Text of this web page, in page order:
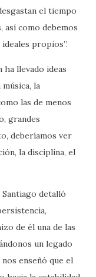
el tiempo
como debemos
propios”.
ha llevado ideas
la
las de menos
grandes
deberíamos ver
la disciplina, el
detalló
de él una de las
un legado
enseñó que el